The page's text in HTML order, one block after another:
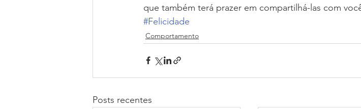
que também terá prazer em compartilhá-las com
#Felicidade
Comportamento
Posts recentes